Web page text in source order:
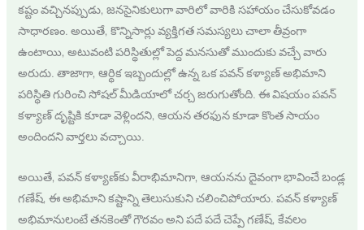
కష్టం వచ్చినప్పుడు, జనసైనికులుగా వారిలో వారికి సహాయం చేసుకోవడం
సాధారణం. అయితే, కొన్నిసార్లు వ్యక్తిగత సమస్యలు చాలా తీవ్రంగా
ఉంటాయి, అటువంటి పరిస్థితుల్లో పెద్ద మనసుతో ముందుకు వచ్చే వారు
అరుదు. తాజాగా, ఆర్థిక ఇబ్బందుల్లో ఉన్న ఒక పవన్ కళ్యాణ్ అభిమాని
పరిస్థితి గురించి సోషల్ మీడియాలో చర్చ జరుగుతోంది. ఈ విషయం పవన్
కళ్యాణ్ దృష్టికి కూడా వెళ్లిందని, ఆయన తరఫున కూడా కొంత సాయం
అందిందని వార్తలు వచ్చాయి.
అయితే, పవన్ కళ్యాణ్‌కు వీరాభిమానిగా, ఆయనను దైవంగా భావించే బండ్ల
గణేష్, ఈ అభిమాని కష్టాన్ని తెలుసుకుని చలించిపోయారు. పవన్ కళ్యాణ్
అభిమానులంటే తనకెంతో గౌరవం అని పదే పదే చెప్పే గణేష్, కేవలం